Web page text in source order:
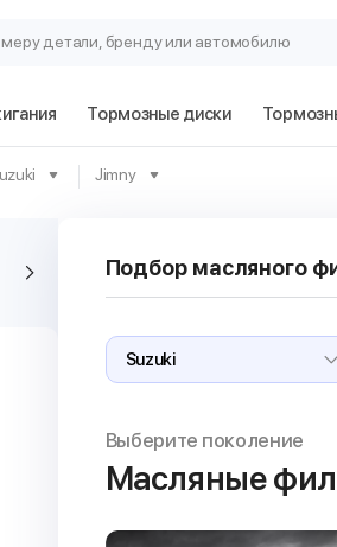
детали, бренду или автомобилю
Тормозные диски
Jimny
Подбор масляного
Выберите поколение
Масляные